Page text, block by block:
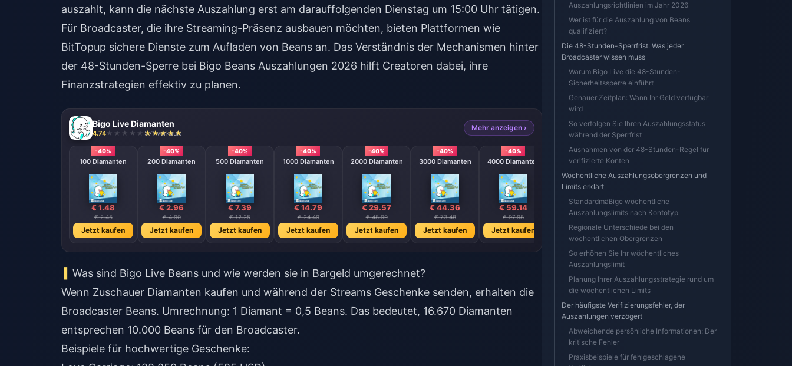
auszahlt, kann die nächste Auszahlung erst am darauffolgenden Dienstag um 15:00 Uhr tätigen.
Für Broadcaster, die ihre Streaming-Präsenz ausbauen möchten, bieten Plattformen wie
BitTopup sichere Dienste zum Aufladen von Beans an. Das Verständnis der Mechanismen hinter
der 48-Stunden-Sperre bei Bigo Beans Auszahlungen 2026 hilft Creatoren dabei, ihre
Finanzstrategien effektiv zu planen.
Bigo Live Diamanten
4.74 571 verkauft
Mehr anzeigen ›
-40%
100 Diamanten
€ 1.48
€ 2.45
Jetzt kaufen
-40%
200 Diamanten
€ 2.96
€ 4.90
Jetzt kaufen
-40%
500 Diamanten
€ 7.39
€ 12.25
Jetzt kaufen
-40%
1000 Diamanten
€ 14.79
€ 24.49
Jetzt kaufen
-40%
2000 Diamanten
€ 29.57
€ 48.99
Jetzt kaufen
-40%
3000 Diamanten
€ 44.36
€ 73.48
Jetzt kaufen
-40%
4000 Diamanten
€ 59.14
€ 97.98
Jetzt kaufen
-40%
5000 Diamanten
€ 122.47
Jetzt kaufen
-40%
10.000 Diamanten
€ 244.94
Jetzt kaufen
Was sind Bigo Live Beans und wie werden sie in Bargeld umgerechnet?
Wenn Zuschauer Diamanten kaufen und während der Streams Geschenke senden, erhalten die
Broadcaster Beans. Umrechnung: 1 Diamant = 0,5 Beans. Das bedeutet, 16.670 Diamanten
entsprechen 10.000 Beans für den Broadcaster.
Beispiele für hochwertige Geschenke:
Auszahlungsrichtlinien im Jahr 2026
Wer ist für die Auszahlung von Beans
qualifiziert?
Die 48-Stunden-Sperrfrist: Was jeder
Broadcaster wissen muss
Warum Bigo Live die 48-Stunden-
Sicherheitssperre einführt
Genauer Zeitplan: Wann Ihr Geld verfügbar
wird
So verfolgen Sie Ihren Auszahlungsstatus
während der Sperrfrist
Ausnahmen von der 48-Stunden-Regel für
verifizierte Konten
Wöchentliche Auszahlungsobergrenzen und
Limits erklärt
Standardmäßige wöchentliche
Auszahlungslimits nach Kontotyp
Regionale Unterschiede bei den
wöchentlichen Obergrenzen
So erhöhen Sie Ihr wöchentliches
Auszahlungslimit
Planung Ihrer Auszahlungsstrategie rund um
die wöchentlichen Limits
Der häufigste Verifizierungsfehler, der
Auszahlungen verzögert
Abweichende persönliche Informationen: Der
kritische Fehler
Praxisbeispiele für fehlgeschlagene